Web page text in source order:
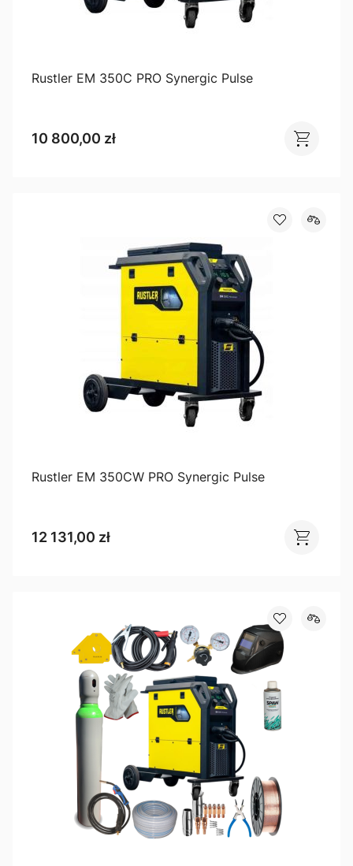
Rustler EM 350C PRO Synergic Pulse
10 800,00 zł
Rustler EM 350CW PRO Synergic Pulse
12 131,00 zł